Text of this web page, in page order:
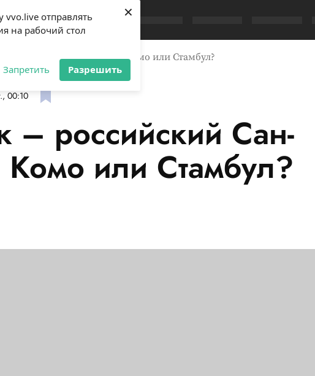
vvo.live отправлять
на рабочий стол
Запретить Разрешить
×
Сан-Франциско, Комо или Стамбул?
00:10
– российский Сан-
или Стамбул?